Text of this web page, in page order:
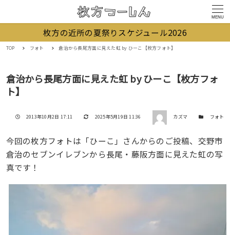
MENU
枚方の近所の夏祭りスケジュール2026
TOP フォト 倉治から長尾方面に見えた虹 by ひーこ【枚方フォト】
倉治から長尾方面に見えた虹 by ひーこ【枚方フォ
ト】
投稿日
2013年10月2日 17:11 更新日
2025年5月19日 11:36 著者 カズマ カテゴリー
フォト
今回の枚方フォトは「ひーこ」さんからのご投稿、交野市
倉治のセブンイレブンから長尾・藤阪方面に見えた虹の写
真です！